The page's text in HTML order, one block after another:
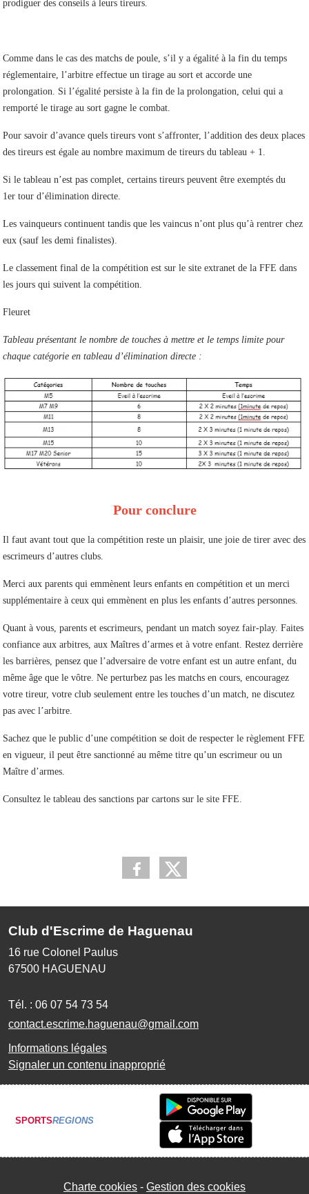
prodiguer des conseils à leurs tireurs.
Comme dans le cas des matchs de poule, s’il y a égalité à la fin du temps
réglementaire, l’arbitre effectue un tirage au sort et accorde une
prolongation. Si l’égalité persiste à la fin de la prolongation, celui qui a
remporté le tirage au sort gagne le combat.
Pour savoir d’avance quels tireurs vont s’affronter, l’addition des deux places
des tireurs est égale au nombre maximum de tireurs du tableau + 1.
Si le tableau n’est pas complet, certains tireurs peuvent être exemptés du
1er tour d’élimination directe.
Les vainqueurs continuent tandis que les vaincus n’ont plus qu’à rentrer chez
eux (sauf les demi finalistes).
Le classement final de la compétition est sur le site extranet de la FFE dans
les jours qui suivent la compétition.
Fleuret
Tableau présentant le nombre de touches à mettre et le temps limite pour
chaque catégorie en tableau d’élimination directe :
Pour conclure
Il faut avant tout que la compétition reste un plaisir, une joie de tirer avec des
escrimeurs d’autres clubs.
Merci aux parents qui emmènent leurs enfants en compétition et un merci
supplémentaire à ceux qui emmènent en plus les enfants d’autres personnes.
Quant à vous, parents et escrimeurs, pendant un match soyez fair-play. Faites
confiance aux arbitres, aux Maîtres d’armes et à votre enfant. Restez derrière
les barrières, pensez que l’adversaire de votre enfant est un autre enfant, du
même âge que le vôtre. Ne perturbez pas les matchs en cours, encouragez
votre tireur, votre club seulement entre les touches d’un match, ne discutez
pas avec l’arbitre.
Sachez que le public d’une compétition se doit de respecter le règlement FFE
en vigueur, il peut être sanctionné au même titre qu’un escrimeur ou un
Maître d’armes.
Consultez le tableau des sanctions par cartons sur le site FFE.
Club d'Escrime de Haguenau
16 rue Colonel Paulus
67500 HAGUENAU
Tél. : 06 07 54 73 54
contact.escrime.haguenau@gmail.com
Informations légales
Signaler un contenu inapproprié
SPORTSREGIONS
Charte cookies Gestion des cookies